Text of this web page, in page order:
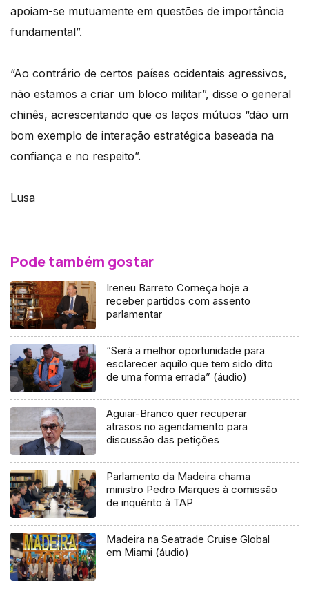
apoiam-se mutuamente em questões de importância
fundamental”.
“Ao contrário de certos países ocidentais agressivos,
não estamos a criar um bloco militar”, disse o general
chinês, acrescentando que os laços mútuos “dão um
bom exemplo de interação estratégica baseada na
confiança e no respeito”.
Lusa
Pode também gostar
Ireneu Barreto Começa hoje a
receber partidos com assento
parlamentar
“Será a melhor oportunidade para
esclarecer aquilo que tem sido dito
de uma forma errada” (áudio)
Aguiar-Branco quer recuperar
atrasos no agendamento para
discussão das petições
Parlamento da Madeira chama
ministro Pedro Marques à comissão
de inquérito à TAP
Madeira na Seatrade Cruise Global
em Miami (áudio)